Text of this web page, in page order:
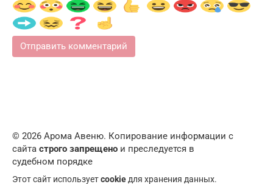
© 2026 Арома Авеню. Копирование информации с
сайта строго запрещено и преследуется в
судебном порядке
Этот сайт используетcookieдля хранения данных.